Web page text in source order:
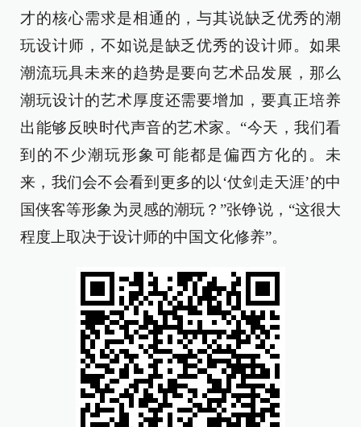
才的核心需求是相通的，与其说缺乏优秀的潮
玩设计师，不如说是缺乏优秀的设计师。如果
潮流玩具未来的趋势是要向艺术品发展，那么
潮玩设计的艺术厚度还需要增加，要真正培养
出能够反映时代声音的艺术家。“今天，我们看
到的不少潮玩形象可能都是偏西方化的。未
来，我们会不会看到更多的以‘仗剑走天涯’的中
国侠客等形象为灵感的潮玩？”张铮说，“这很大
程度上取决于设计师的中国文化修养”。